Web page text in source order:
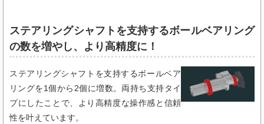
ステアリングシャフトを支持するボールベアリング
の数を増やし、より高精度に！
ステアリングシャフトを支持するボールベア
リングを1個から2個に増数。両持ち支持タイ
プにしたことで、より高精度な操作感と信頼
性を叶えています。